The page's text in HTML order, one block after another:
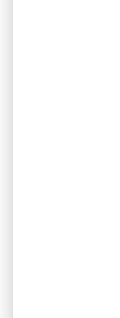
altérer la
des
façon
Informez
une
ASPRO
3.